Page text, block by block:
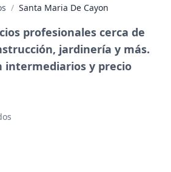
/ Santa Maria De Cayon
profesionales cerca de
jardinería y más.
intermediarios y precio